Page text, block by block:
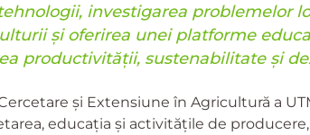
investigarea problemelor
și oferirea unei platforme
productivității, sustenabilitate și
și Extensiune în Agricultură a
educația și activitățile de